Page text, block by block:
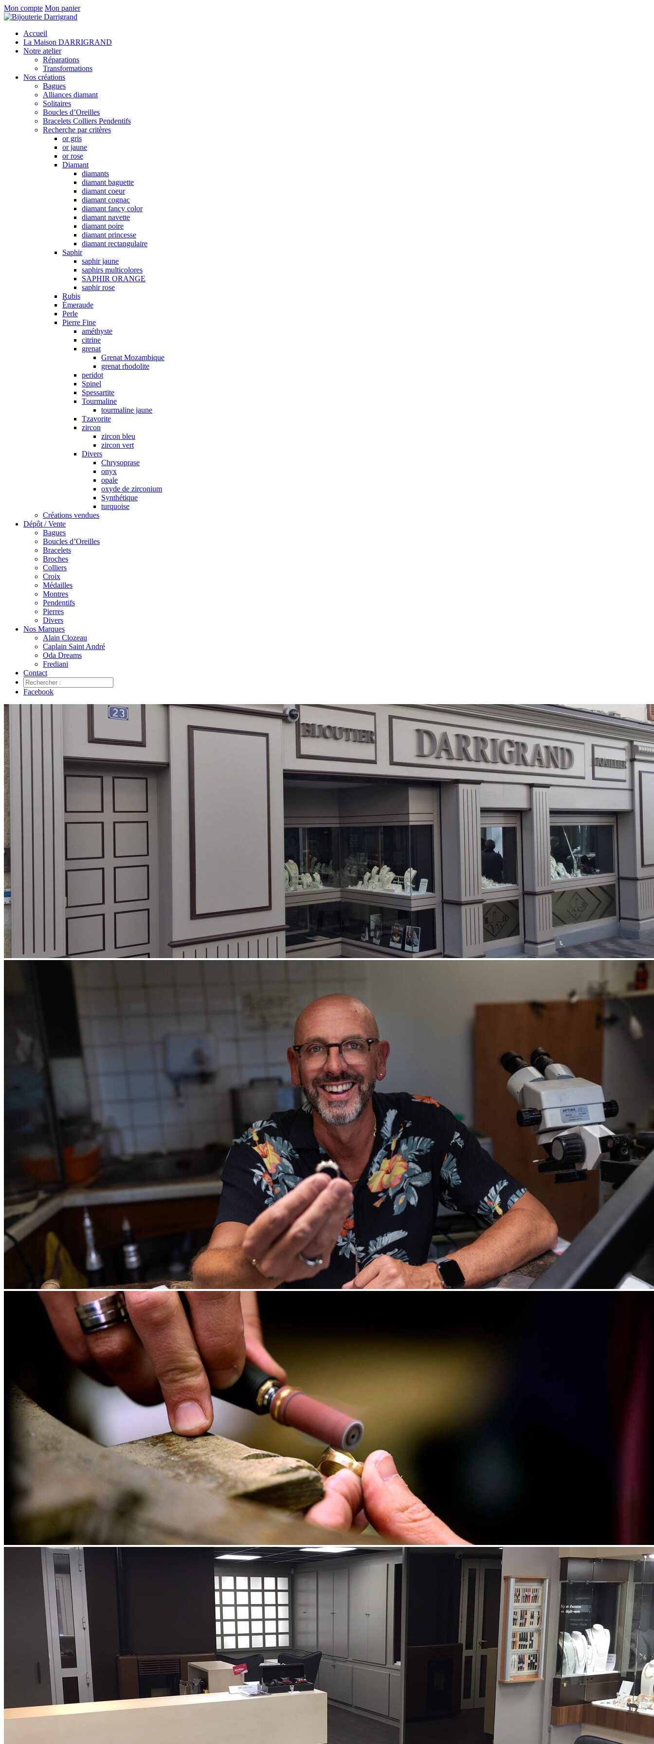
Mon compte Mon panier
Accueil
La Maison DARRIGRAND
Notre atelier
Réparations
Transformations
Nos créations
Bagues
Alliances diamant
Solitaires
Boucles d’Oreilles
Bracelets Colliers Pendentifs
Recherche par critères
or gris
or jaune
or rose
Diamant
diamants
diamant baguette
diamant coeur
diamant cognac
diamant fancy color
diamant navette
diamant poire
diamant princesse
diamant rectangulaire
Saphir
saphir jaune
saphirs multicolores
SAPHIR ORANGE
saphir rose
Rubis
Émeraude
Perle
Pierre Fine
améthyste
citrine
grenat
Grenat Mozambique
grenat rhodolite
peridot
Spinel
Spessartite
Tourmaline
tourmaline jaune
Tzavorite
zircon
zircon bleu
zircon vert
Divers
Chrysoprase
onyx
opale
oxyde de zirconium
Synthétique
turquoise
Créations vendues
Dépôt / Vente
Bagues
Boucles d’Oreilles
Bracelets
Broches
Colliers
Croix
Médailles
Montres
Pendentifs
Pierres
Divers
Nos Marques
Alain Clozeau
Caplain Saint André
Oda Dreams
Frediani
Contact
Facebook